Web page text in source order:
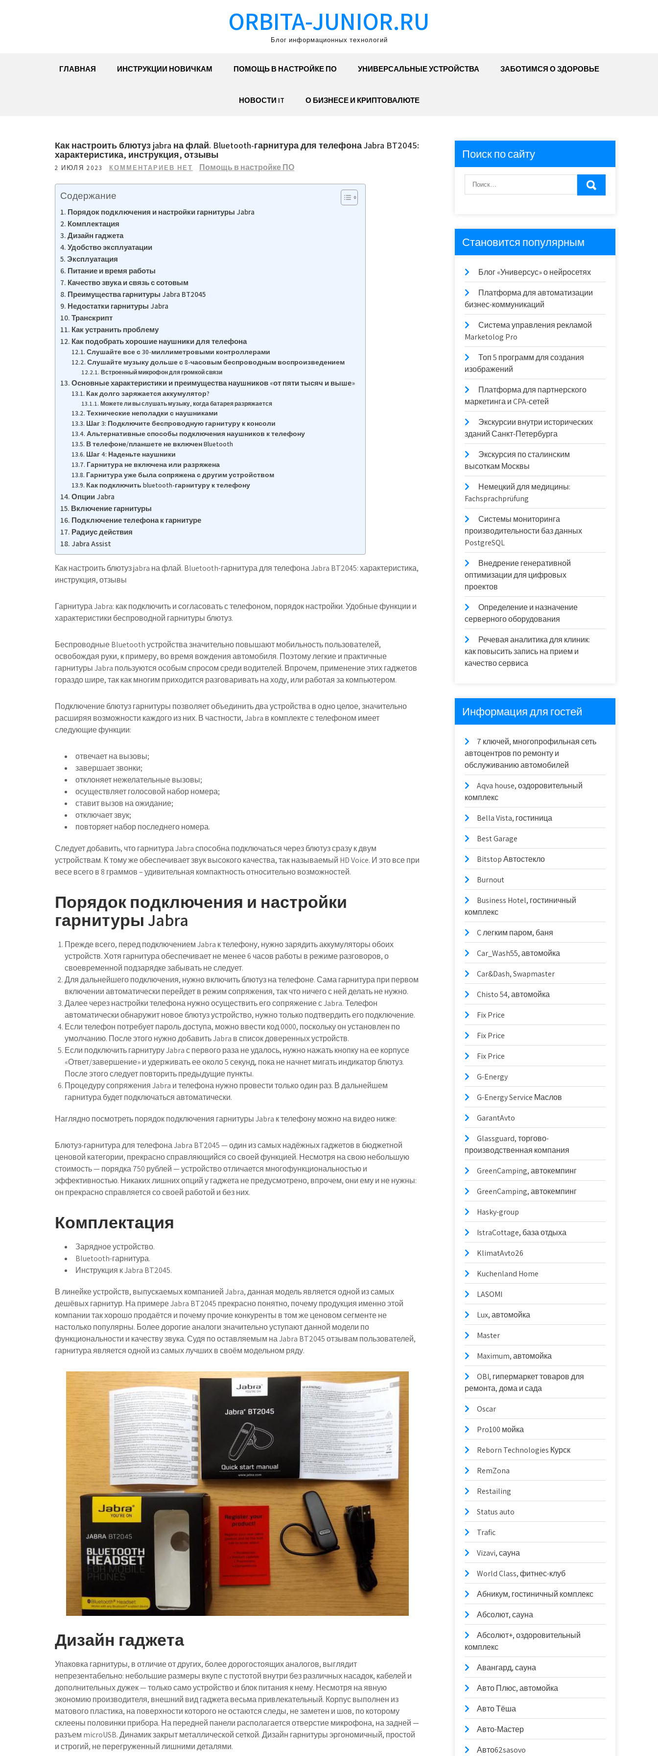
ORBITA-JUNIOR.RU
Блог информационных технологий
ГЛАВНАЯ ИНСТРУКЦИИ НОВИЧКАМ ПОМОЩЬ В НАСТРОЙКЕ ПО УНИВЕРСАЛЬНЫЕ УСТРОЙСТВА ЗАБОТИМСЯ О ЗДОРОВЬЕ
НОВОСТИ IT О БИЗНЕСЕ И КРИПТОВАЛЮТЕ
Как настроить блютуз jabra на флай. Bluetooth-гарнитура для телефона Jabra BT2045:
характеристика, инструкция, отзывы
2 ИЮЛЯ 2023 КОММЕНТАРИЕВ НЕТ Помощь в настройке ПО
Содержание
Порядок подключения и настройки гарнитуры Jabra
Комплектация
Дизайн гаджета
Удобство эксплуатации
Эксплуатация
Питание и время работы
Качество звука и связь с сотовым
Преимущества гарнитуры Jabra BT2045
Недостатки гарнитуры Jabra
Транскрипт
Как устранить проблему
Как подобрать хорошие наушники для телефона
Слушайте все с 30-миллиметровыми контроллерами
Слушайте музыку дольше с 8-часовым беспроводным воспроизведением
Встроенный микрофон для громкой связи
Основные характеристики и преимущества наушников «от пяти тысяч и выше»
Как долго заряжается аккумулятор?
Можете ли вы слушать музыку, когда батарея разряжается
Технические неполадки с наушниками
Шаг 3: Подключите беспроводную гарнитуру к консоли
Альтернативные способы подключения наушников к телефону
В телефоне/планшете не включен Bluetooth
Шаг 4: Наденьте наушники
Гарнитура не включена или разряжена
Гарнитура уже была сопряжена с другим устройством
Как подключить bluetooth-гарнитуру к телефону
Опции Jabra
Включение гарнитуры
Подключение телефона к гарнитуре
Радиус действия
Jabra Assist
Как настроить блютуз jabra на флай. Bluetooth-гарнитура для телефона Jabra BT2045: характеристика,
инструкция, отзывы
Гарнитура Jabra: как подключитьи согласовать с телефоном, порядок настройки. Удобные функции и
характеристики беспроводной гарнитуры блютуз.
Беспроводные Bluetooth устройства значительно повышают мобильность пользователей,
освобождая руки, к примеру, во время вождения автомобиля. Поэтому легкие и практичные
гарнитуры Jabra пользуются особым спросом среди водителей. Впрочем, применение этих гаджетов
гораздо шире, так как многим приходится разговаривать на ходу, или работая за компьютером.
Подключение блютуз гарнитуры позволяет объединить два устройства в одно целое, значительно
расширяя возможности каждого из них. В частности, Jabra в комплекте с телефоном имеет
следующие функции:
отвечает на вызовы;
завершает звонки;
отклоняет нежелательные вызовы;
осуществляет голосовой набор номера;
ставит вызов на ожидание;
отключает звук;
повторяет набор последнего номера.
Следует добавить, что гарнитура Jabra способна подключаться через блютуз сразу к двум
устройствам. К тому же обеспечивает звук высокого качества, так называемый HD Voice. И это все при
весе всего в 8 граммов – удивительная компактность относительно возможностей.
Порядок подключения и настройки
гарнитуры Jabra
Прежде всего, перед подключением Jabra к телефону, нужно зарядить аккумуляторы обоих
устройств. Хотя гарнитура обеспечивает не менее 6 часов работы в режиме разговоров, о
своевременной подзарядке забывать не следует.
Для дальнейшего подключения, нужно включить блютуз на телефоне. Сама гарнитура при первом
включении автоматически перейдет в режим сопряжения, так что ничего с ней делать не нужно.
Далее через настройки телефона нужно осуществить его сопряжение с Jabra. Телефон
автоматически обнаружит новое блютуз устройство, нужно только подтвердить его подключение.
Если телефон потребует пароль доступа, можно ввести код 0000, поскольку он установлен по
умолчанию. После этого нужно добавить Jabra в список доверенных устройств.
Если подключить гарнитуру Jabra с первого раза не удалось, нужно нажать кнопку на ее корпусе
«Ответ/завершение» и удерживать ее около 5 секунд, пока не начнет мигать индикатор блютуз.
После этого следует повторить предыдущие пункты.
Процедуру сопряжения Jabra и телефона нужно провести только один раз. В дальнейшем
гарнитура будет подключаться автоматически.
Наглядно посмотреть порядок подключения гарнитуры Jabra к телефону можно на видео ниже:
Блютуз-гарнитура для телефона Jabra BT2045 — один из самых надёжных гаджетов в бюджетной
ценовой категории, прекрасно справляющийся со своей функцией. Несмотря на свою небольшую
стоимость — порядка 750 рублей — устройство отличается многофункциональностью и
эффективностью. Никаких лишних опций у гаджета не предусмотрено, впрочем, они ему и не нужны:
он прекрасно справляется со своей работой и без них.
Комплектация
Зарядное устройство.
Bluetooth-гарнитура.
Инструкция к Jabra BT2045.
В линейке устройств, выпускаемых компанией Jabra, данная модель является одной из самых
дешёвых гарнитур. На примере Jabra BT2045 прекрасно понятно, почему продукция именно этой
компании так хорошо продаётся и почему прочие конкуренты в том же ценовом сегменте не
настолько популярны. Более дорогие аналоги значительно уступают данной модели по
функциональности и качеству звука. Судя по оставляемым на Jabra BT2045 отзывам пользователей,
гарнитура является одной из самых лучших в своём модельном ряду.
Дизайн гаджета
Упаковка гарнитуры, в отличие от других, более дорогостоящих аналогов, выглядит
непрезентабельно: небольшие размеры вкупе с пустотой внутри без различных насадок, кабелей и
дополнительных дужек — только само устройство и блок питания к нему. Несмотря на явную
экономию производителя, внешний вид гаджета весьма привлекательный. Корпус выполнен из
матового пластика, на поверхности которого не остаются следы, не заметен и шов, по которому
склеены половинки прибора. На передней панели располагается отверстие микрофона, на задней —
разъем microUSB. Динамик закрыт металлической сеткой. Дизайн гарнитуры эргономичный, простой
и строгий, не перегруженный лишними деталями.
Поиск по сайту
Становится популярным
Блог «Универсус» о нейросетях
Платформа для автоматизации
бизнес-коммуникаций
Система управления рекламой
Marketolog Pro
Топ 5 программ для создания
изображений
Платформа для партнерского
маркетинга и CPA-сетей
Экскурсии внутри исторических
зданий Санкт-Петербурга
Экскурсия по сталинским
высоткам Москвы
Немецкий для медицины:
Fachsprachprüfung
Системы мониторинга
производительности баз данных
PostgreSQL
Внедрение генеративной
оптимизации для цифровых
проектов
Определение и назначение
серверного оборудования
Речевая аналитика для клиник:
как повысить запись на прием и
качество сервиса
Информация для гостей
7 ключей, многопрофильная сеть
автоцентров по ремонту и
обслуживанию автомобилей
Aqva house, оздоровительный
комплекс
Bella Vista, гостиница
Best Garage
Bitstop Автостекло
Burnout
Business Hotel, гостиничный
комплекс
C легким паром, баня
Car_Wash55, автомойка
Car&Dash, Swapmaster
Chisto 54, автомойка
Fix Price
Fix Price
Fix Price
G-Energy
G-Energy Service Маслов
GarantAvto
Glassguard, торгово-
производственная компания
GreenCamping, автокемпинг
GreenCamping, автокемпинг
Hasky-group
IstraCottage, база отдыха
KlimatAvto26
Kuchenland Home
LASOMI
Lux, автомойка
Master
Maximum, автомойка
OBI, гипермаркет товаров для
ремонта, дома и сада
Oscar
Pro100 мойка
Reborn Technologies Курск
RemZona
Restailing
Status auto
Trafic
Vizavi, сауна
World Class, фитнес-клуб
Абникум, гостиничный комплекс
Абсолют, сауна
Абсолют+, оздоровительный
комплекс
Авангард, сауна
Авто Плюс, автомойка
Авто Тёша
Авто-Мастер
Авто62sasovo